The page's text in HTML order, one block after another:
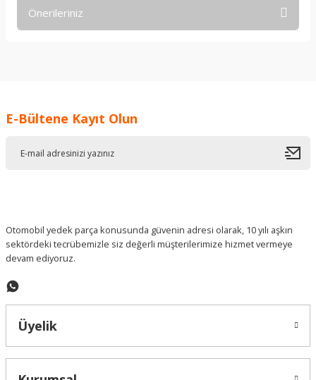
Önerileriniz
Ürün resmi kalitesiz, bozuk veya görüntülenemiyor.
E-Bültene Kayıt Olun
Otomobil yedek parça konusunda güvenin adresi olarak, 10 yılı aşkın
sektördeki tecrübemizle siz değerli müşterilerimize hizmet vermeye
devam ediyoruz.
Üyelik